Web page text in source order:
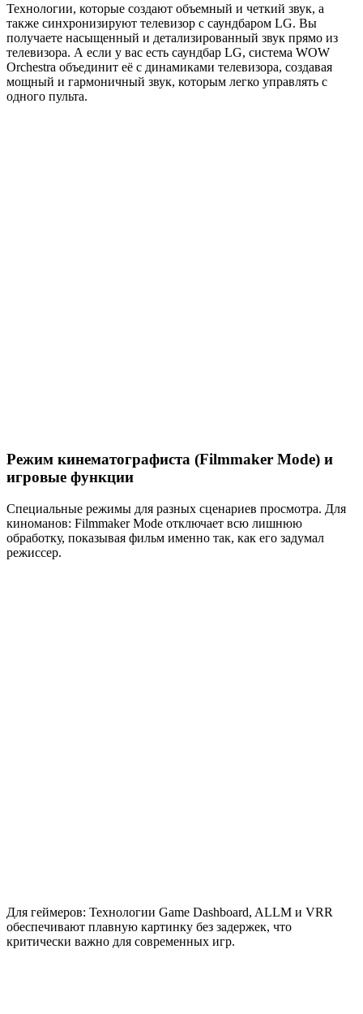
Технологии, которые создают объемный и четкий звук, а
также синхронизируют телевизор с саундбаром LG. Вы
получаете насыщенный и детализированный звук прямо из
телевизора. А если у вас есть саундбар LG, система WOW
Orchestra объединит её с динамиками телевизора, создавая
мощный и гармоничный звук, которым легко управлять с
одного пульта.
Режим кинематографиста (Filmmaker Mode) и
игровые функции
Специальные режимы для разных сценариев просмотра. Для
киноманов: Filmmaker Mode отключает всю лишнюю
обработку, показывая фильм именно так, как его задумал
режиссер.
Для геймеров: Технологии Game Dashboard, ALLM и VRR
обеспечивают плавную картинку без задержек, что
критически важно для современных игр.